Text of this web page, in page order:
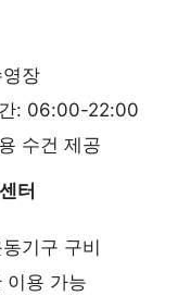
장
: 06:00-22:00
수건 제공
터
기구 구비
이용 가능